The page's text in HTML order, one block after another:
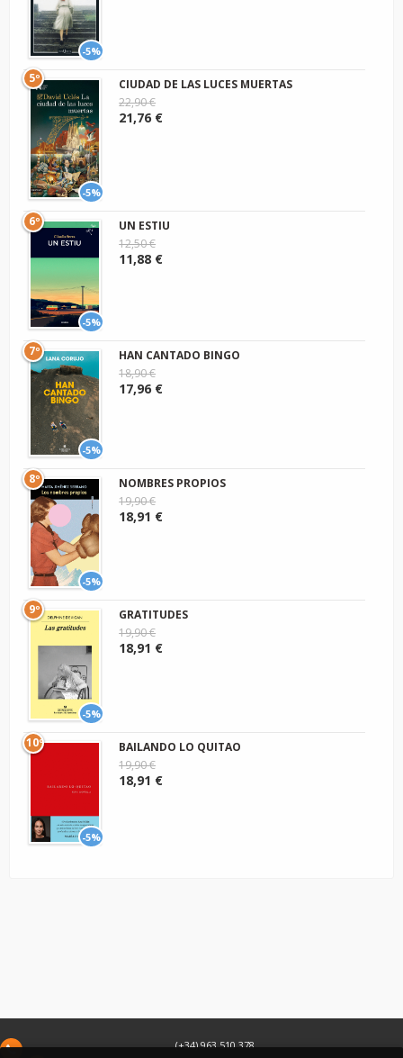
-5%
-5%
5º
CIUDAD DE LAS LUCES MUERTAS
22,90 €
21,76 €
-5%
6º
UN ESTIU
12,50 €
11,88 €
-5%
7º
HAN CANTADO BINGO
18,90 €
17,96 €
-5%
8º
NOMBRES PROPIOS
19,90 €
18,91 €
-5%
9º
GRATITUDES
19,90 €
18,91 €
-5%
10º
BAILANDO LO QUITAO
19,90 €
18,91 €
(+34) 963 510 378